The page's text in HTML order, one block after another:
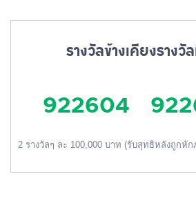
รางวัลข้างเคียงรางวั
922604
2 รางวัลๆ ละ 100,000 บาท (รับสุทธิหลังถูกหั